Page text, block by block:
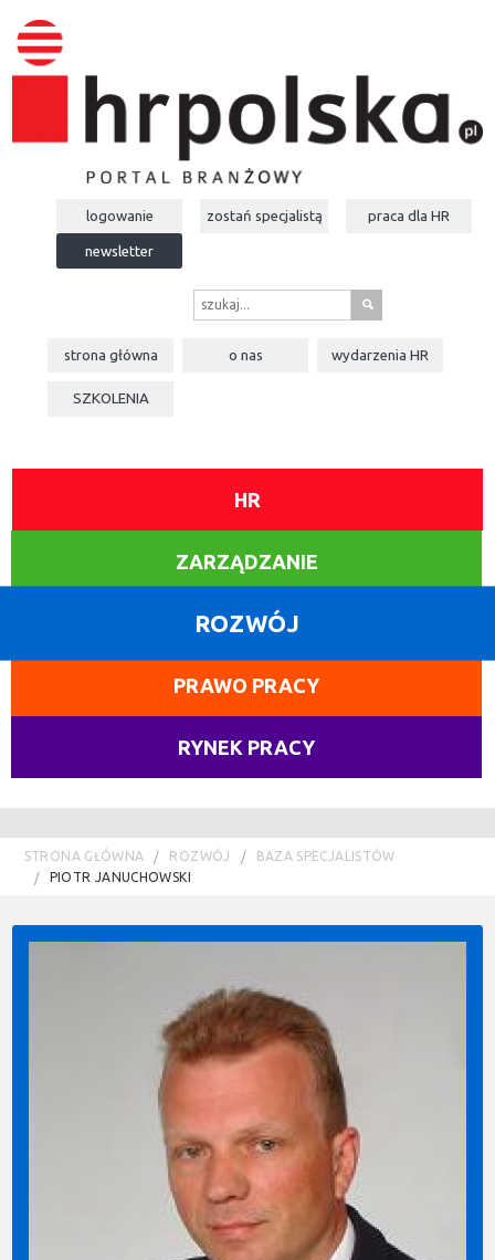
logowanie zostań specjalistą praca dla HR
newsletter
s
strona główna o nas wydarzeniaHR
SZKOLENIA
HR
ZARZĄDZANIE
ROZWÓJ
PRAWO PRACY
RYNEK PRACY
STRONA GŁÓWNA ROZWÓJ
BAZA SPECJALISTÓW
PIOTR JANUCHOWSKI